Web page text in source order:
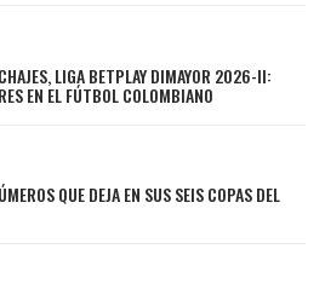
LIGA BETPLAY DIMAYOR 2026-II:
EN EL FÚTBOL COLOMBIANO
QUE DEJA EN SUS SEIS COPAS DEL